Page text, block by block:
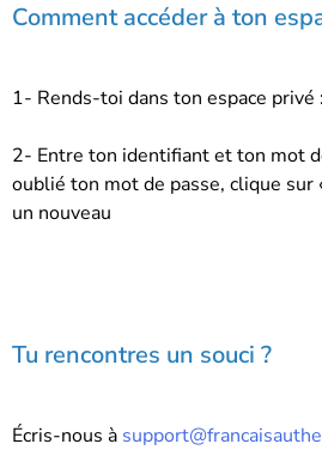
Comment accéder à ton
1- Rends-toi dans ton espace privé :
2- Entre ton identifiant et ton mot
oublié ton mot de passe, clique sur
un nouveau
Tu rencontres un souci ?
Écris-nous à